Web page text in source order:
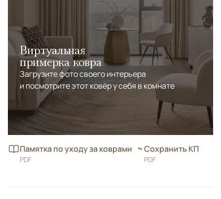
Виртуальная
примерка ковра
Загрузите фото своего интерьера
и посмотрите этот ковёр у себя в комнате
Памятка по уходу за коврами
PDF
Сохранить КП
PDF